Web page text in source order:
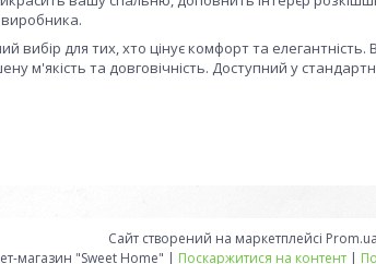
вибір для тих, хто цінує комфорт та елегантність.
м'якість та довговічність. Доступний у
Сайт створений на маркетплейсі Prom.ua
Интернет-магазин "Sweet Home" | Поскаржитися на контент |